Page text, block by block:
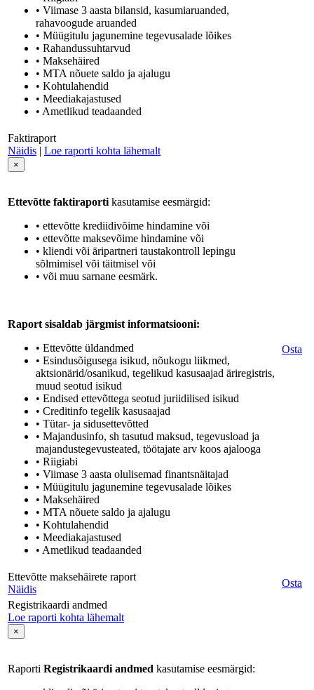
• Viimase 3 aasta bilansid, kasumiaruanded,
rahavoogude aruanded
• Müügitulu jagunemine tegevusalade lõikes
• Rahandussuhtarvud
• Maksehäired
• MTA nõuete saldo ja ajalugu
• Kohtulahendid
• Meediakajastused
• Ametlikud teadaanded
Faktiraport
Näidis | Loe raporti kohta lähemalt
×
Ettevõtte faktiraporti kasutamise eesmärgid:
• ettevõtte krediidivõime hindamine või
• ettevõtte maksevõime hindamine või
• kliendi või äripartneri taustakontroll lepingu
sõlmimisel või täitmisel või
• või muu sarnane eesmärk.
Raport sisaldab järgmist informatsiooni:
• Ettevõtte üldandmed
• Esindusõigusega isikud, nõukogu liikmed,
aktsionärid/osanikud, tegelikud kasusaajad äriregistris,
muud seotud isikud
• Endised ettevõttega seotud juriidilised isikud
• Creditinfo tegelik kasusaajad
• Tütar- ja sidusettevõtted
• Majandusinfo, sh tasutud maksud, tegevusload ja
majandustegevusteated, töötajate arv koos ajalooga
• Riigiabi
• Viimase 3 aasta olulisemad finantsnäitajad
• Müügitulu jagunemine tegevusalade lõikes
• Maksehäired
• MTA nõuete saldo ja ajalugu
• Kohtulahendid
• Meediakajastused
• Ametlikud teadaanded
Osta
Ettevõtte maksehäirete raport
Näidis
Osta
Registrikaardi andmed
Loe raporti kohta lähemalt
×
Raporti Registrikaardi andmed kasutamise eesmärgid: